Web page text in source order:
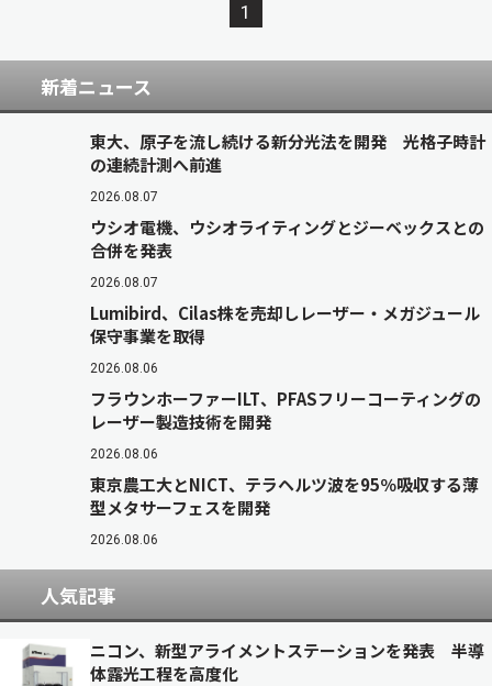
1
新着ニュース
東大、原子を流し続ける新分光法を開発 光格子時計
の連続計測へ前進
2026.08.07
ウシオ電機、ウシオライティングとジーベックスとの
合併を発表
2026.08.07
Lumibird、Cilas株を売却しレーザー・メガジュール
保守事業を取得
2026.08.06
フラウンホーファーILT、PFASフリーコーティングの
レーザー製造技術を開発
2026.08.06
東京農工大とNICT、テラヘルツ波を95％吸収する薄
型メタサーフェスを開発
2026.08.06
人気記事
ニコン、新型アライメントステーションを発表 半導
体露光工程を高度化